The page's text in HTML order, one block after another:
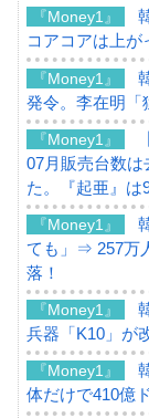
『Money1』
コアコアは上が
『Money1』
発令。李在明「
『Money1』
07月販売台数は
た。『起亜』は
『Money1』
ても」⇒ 257万
落！
『Money1』
兵器「K10」が
『Money1』
体だけで410億